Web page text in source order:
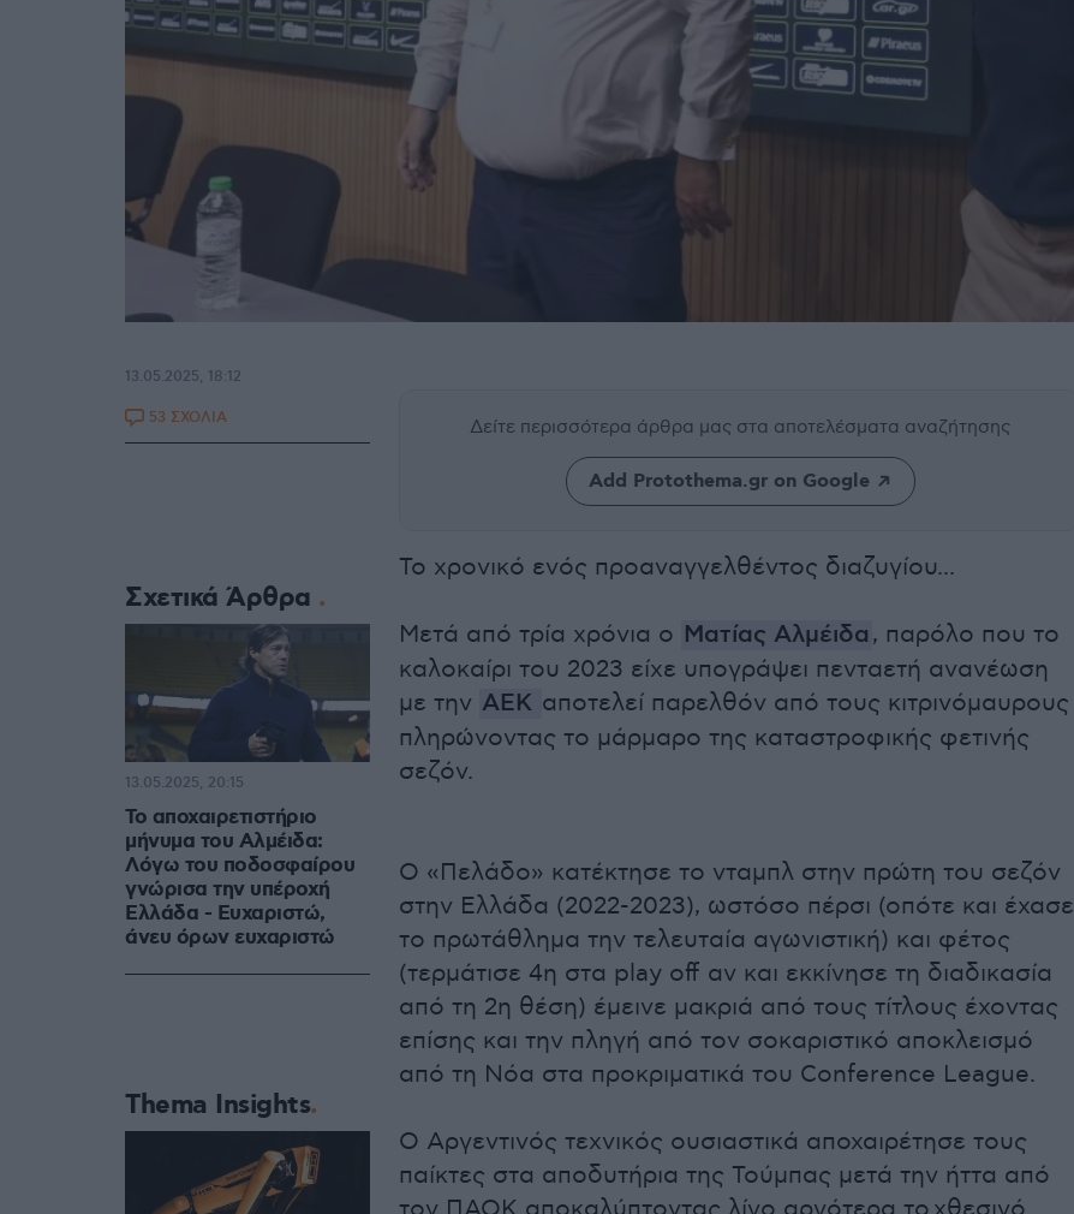
Δείτε περισσότερα άρθρα μας στα αποτελέσματα αναζήτησης
Add Protothema.gr on Google
Το χρονικό ενός προαναγγελθέντος διαζυγίου...
Μετά από τρία χρόνια ο Ματίας Αλμέιδα , παρόλο που το
καλοκαίρι του 2023 είχε υπογράψει πενταετή ανανέωση
με την ΑΕΚ αποτελεί παρελθόν από τους κιτρινόμαυρους
πληρώνοντας το μάρμαρο της καταστροφικής φετινής
σεζόν.
Ο «Πελάδο» κατέκτησε το νταμπλ στην πρώτη του σεζόν
στην Ελλάδα (2022-2023), ωστόσο πέρσι (οπότε και έχασε
το πρωτάθλημα την τελευταία αγωνιστική) και φέτος
(τερμάτισε 4η στα play off αν και εκκίνησε τη διαδικασία
από τη 2η θέση) έμεινε μακριά από τους τίτλους έχοντας
επίσης και την πληγή από τον σοκαριστικό αποκλεισμό
από τη Νόα στα προκριματικά του Conference League.
Ο Αργεντινός τεχνικός ουσιαστικά αποχαιρέτησε τους
παίκτες στα αποδυτήρια της Τούμπας μετά την ήττα από
13.05.2025, 18:12
53 ΣΧΟΛΙΑ
Σχετικά Άρθρα
Το αποχαιρετιστήριο
μήνυμα του Αλμέιδα:
Λόγω του ποδοσφαίρου
γνώρισα την υπέροχή
Ελλάδα - Ευχαριστώ,
άνευ όρων ευχαριστώ
13.05.2025, 20:15
Thema Insights